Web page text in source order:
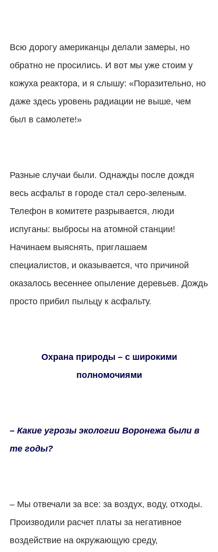
Всю дорогу американцы делали замеры, но
обратно не просились. И вот мы уже стоим у
кожуха реактора, и я слышу: «Поразительно, но
даже здесь уровень радиации не выше, чем
был в самолете!»
Разные случаи были. Однажды после дождя
весь асфальт в городе стал серо-зеленым.
Телефон в комитете разрывается, люди
испуганы: выбросы на атомной станции!
Начинаем выяснять, приглашаем
специалистов, и оказывается, что причиной
оказалось весеннее опыление деревьев. Дождь
просто прибил пыльцу к асфальту.
Охрана природы – с широкими
полномочиями
– Какие угрозы экологии Воронежа были в
те годы?
– Мы отвечали за все: за воздух, воду, отходы.
Производили расчет платы за негативное
воздействие на окружающую среду,